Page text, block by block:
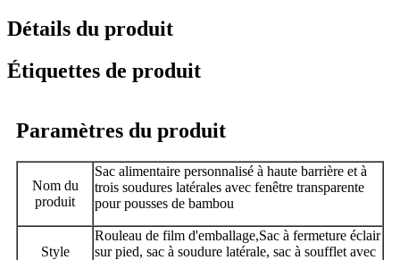
Détails du produit
Étiquettes de produit
Paramètres du produit
Nom du
produit
Sac alimentaire personnalisé à haute barrière et à
trois soudures latérales avec fenêtre transparente
pour pousses de bambou
Style
Rouleau de film d'emballage,Sac à fermeture éclair
sur pied, sac à soudure latérale, sac à soufflet avec